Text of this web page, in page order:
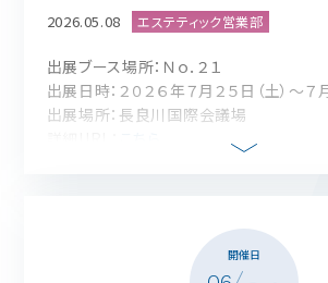
第2会場：大会議室AB 4F
2026.05.08
出展ブース場所：Ｎｏ．２１
出展日時：２０２６年７月２５日（土）～７
出展場所：長良川国際会議場
開催日